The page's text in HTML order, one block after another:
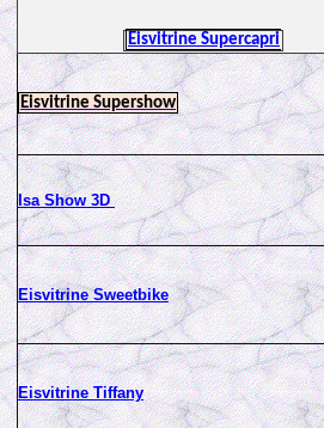
Eisvitrine Supercapri
Eisvitrine Supershow
Isa Show 3D
Eisvitrine Sweetbike
Eisvitrine Tiffany